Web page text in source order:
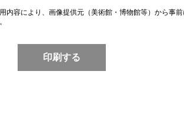
内容により、画像提供元（美術館・博物館等）から事
印刷する